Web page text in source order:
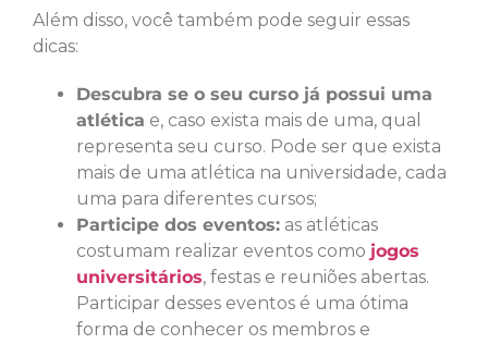
Além disso, você também pode seguir essas
dicas:
Descubra se o seu curso já possui uma
atlética e, caso exista mais de uma, qual
representa seu curso. Pode ser que exista
mais de uma atlética na universidade, cada
uma para diferentes cursos;
Participe dos eventos: as atléticas
costumam realizar eventos como jogos
universitários, festas e reuniões abertas.
Participar desses eventos é uma ótima
forma de conhecer os membros e